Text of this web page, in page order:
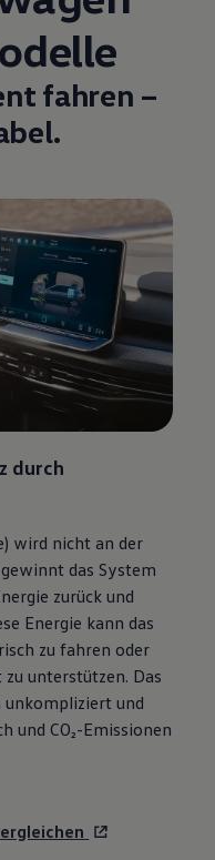
fahren –
durch
wird nicht an der
das System
zurück und
Energie kann das
zu fahren oder
unterstützen. Das
und
und CO₂-Emissionen